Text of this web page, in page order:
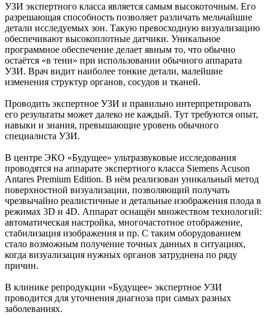
УЗИ экспертного класса является самым высокоточным. Его
разрешающая способность позволяет различать мельчайшие
детали исследуемых зон. Такую превосходную визуализацию
обеспечивают высокоплотные датчики. Уникальное
программное обеспечение делает явным то, что обычно
остаётся «в тени» при использовании обычного аппарата
УЗИ. Врач видит наиболее тонкие детали, малейшие
изменения структур органов, сосудов и тканей.
Проводить экспертное УЗИ и правильно интерпретировать
его результаты может далеко не каждый. Тут требуются опыт,
навыки и знания, превышающие уровень обычного
специалиста УЗИ.
В центре ЭКО «Будущее» ультразвуковые исследования
проводятся на аппарате экспертного класса Siemens Acuson
Antares Premium Edition. В нём реализован уникальный метод
поверхностной визуализации, позволяющий получать
чрезвычайно реалистичные и детальные изображения плода в
режимах 3D и 4D. Аппарат оснащён множеством технологий:
автоматическая настройка, многочастотное отображение,
стабилизация изображения и пр. С таким оборудованием
стало возможным получение точных данных в ситуациях,
когда визуализация нужных органов затруднена по ряду
причин.
В клинике репродукции «Будущее» экспертное УЗИ
проводится для уточнения диагноза при самых разных
заболеваниях.